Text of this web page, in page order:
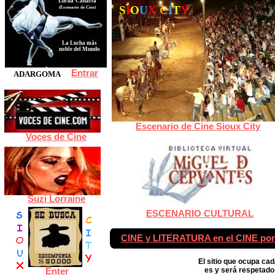
ESCENARIO CULTURAL
SIOUX CITY
CINE y LITERATURA en el CINE
Escenario de Cine Sioux City
Enter
Suzi Lorraine
Voces de Cine
ADARGOMA
(Escenario de Cine)
La Lucha más
noble del Mundo
Entrar
El sitio que ocupa
es y será